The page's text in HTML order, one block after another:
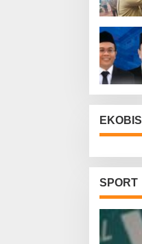
EKOBIS
SPORT